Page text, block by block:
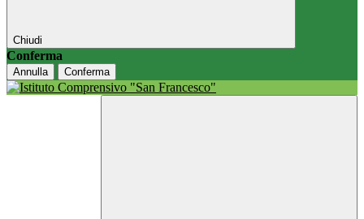
Chiudi
Conferma
Annulla Conferma